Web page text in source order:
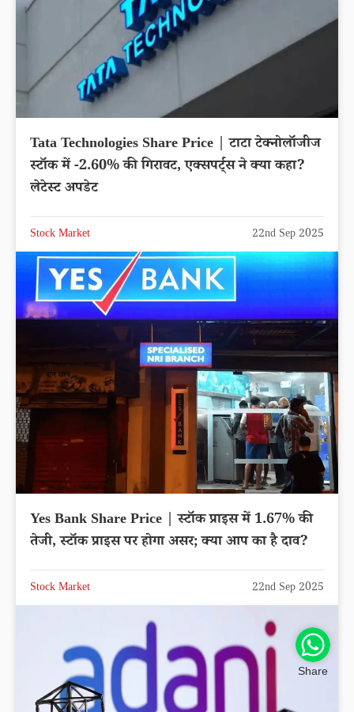
Tata Technologies Share Price | टाटा टेक्नोलॉजीज
स्टॉक में -2.60% की गिरावट, एक्सपर्ट्स ने क्या कहा?
लेटेस्ट अपडेट
Stock Market 22nd Sep 2025
Yes Bank Share Price | स्टॉक प्राइस में 1.67% की
तेजी, स्टॉक प्राइस पर होगा असर; क्या आप का है दाव?
Stock Market 22nd Sep 2025
Share